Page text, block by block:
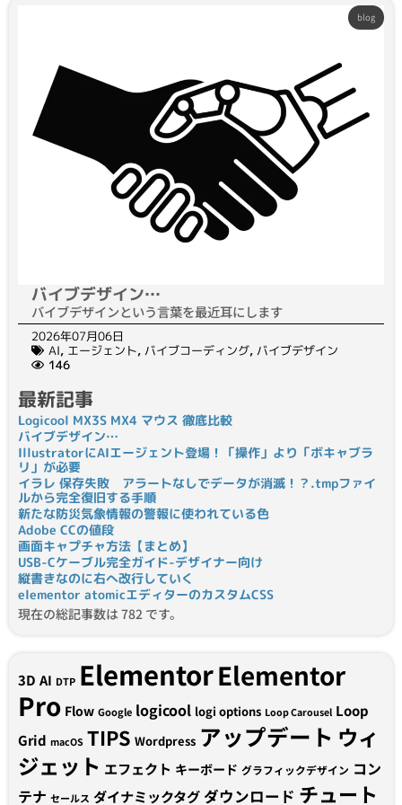
blog
バイブデザイン…
バイブデザインという言葉を最近耳にします
2026年07月06日
AI, エージェント, バイブコーディング, バイブデザイン
146
最新記事
Logicool MX3S MX4 マウス 徹底比較
バイブデザイン…
IllustratorにAIエージェント登場！「操作」より「ボキャブラ
リ」が必要
イラレ 保存失敗 アラートなしでデータが消滅！？.tmpファイ
ルから完全復旧する手順
新たな防災気象情報の警報に使われている色
Adobe CCの値段
画面キャプチャ方法【まとめ】
USB-Cケーブル完全ガイド-デザイナー向け
縦書きなのに右へ改行していく
elementor atomicエディターのカスタムCSS
現在の総記事数は 782 です。
3D AI DTP ElementorElementor
Pro Flow Google logicool logi options Loop Carousel Loop
Grid macOS TIPS Wordpress アップデート ウィ
ジェット エフェクト キーボード グラフィックデザイン コン
テナ セールス ダイナミックタグダウンロード チュート